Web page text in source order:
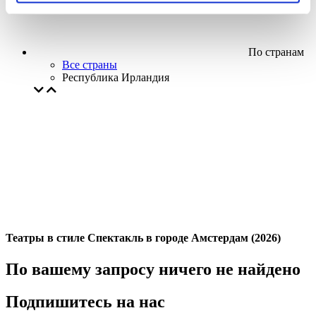
По странам
Все страны
Республика Ирландия
Театры в стиле Спектакль в городе Амстердам (2026)
По вашему запросу ничего не найдено
Подпишитесь на нас